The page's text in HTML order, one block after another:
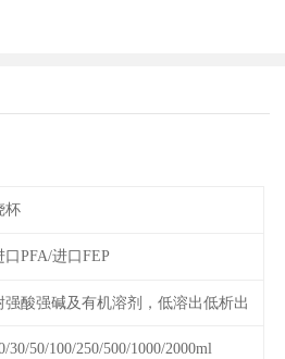
杯
口PFA/进口FEP
强酸强碱及有机溶剂，低溶出低析出
30/50/100/250/500/1000/2000ml